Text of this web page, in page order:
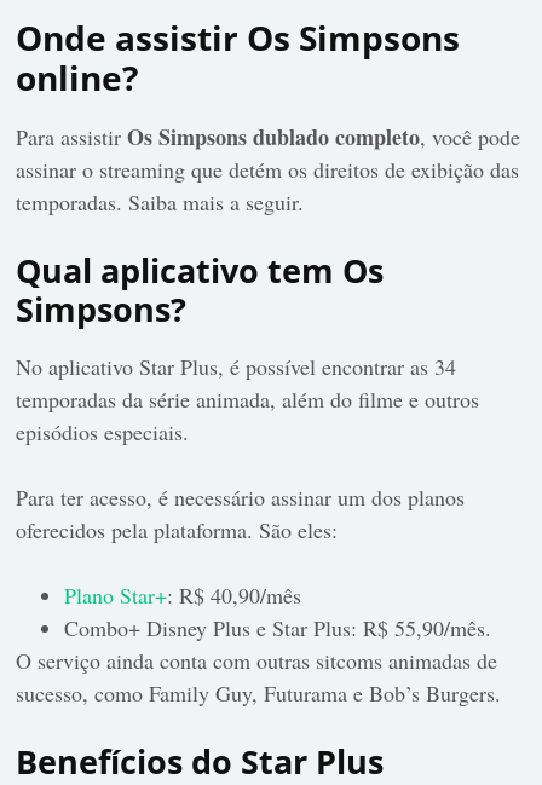
Onde assistir Os Simpsons
online?
Para assistirOs Simpsons dublado completo, você pode
assinar o streaming que detém os direitos de exibição das
temporadas. Saiba mais a seguir.
Qual aplicativo tem Os
Simpsons?
No aplicativo Star Plus, é possível encontrar as 34
temporadas da série animada, além do filme e outros
episódios especiais.
Para ter acesso, é necessário assinar um dos planos
oferecidos pela plataforma. São eles:
Plano Star+: R$ 40,90/mês
Combo+ Disney Plus e Star Plus: R$ 55,90/mês.
O serviço ainda conta com outras sitcoms animadas de
sucesso, como Family Guy, Futurama e Bob’s Burgers.
Benefícios do Star Plus